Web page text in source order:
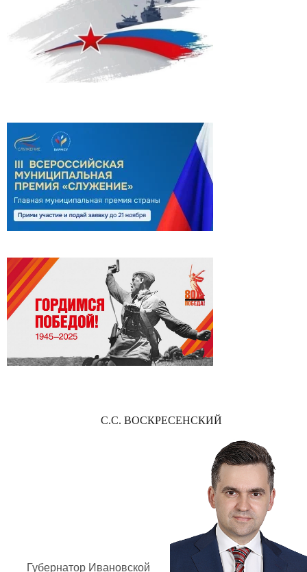
С.С. ВОСКРЕСЕНСКИЙ
Губернатор Ивановской